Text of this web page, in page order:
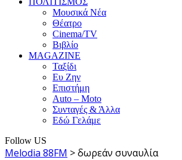
Μουσικά Νέα
Θέατρο
Cinema/TV
Βιβλίο
MAGAZINE
Ταξίδι
Ευ Ζην
Επιστήμη
Auto – Moto
Συνταγές & Άλλα
Εδώ Γελάμε
Follow US
Melodia 88FM >δωρεάν συναυλία